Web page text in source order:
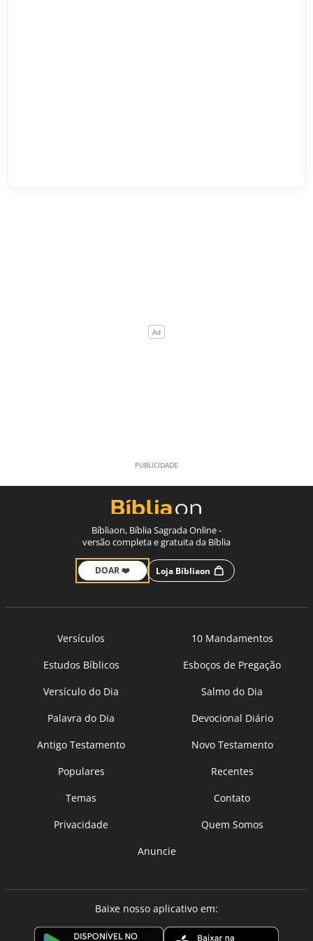
Bíbliaon, Bíblia Sagrada Online -
versão completa e gratuita da Bíblia
DOAR ❤️ Loja Bíbliaon
Versículos
10 Mandamentos
Estudos Bíblicos
Esboços de Pregação
Versículo do Dia
Salmo do Dia
Palavra do Dia
Devocional Diário
Antigo Testamento
Novo Testamento
Populares
Recentes
Temas
Contato
Privacidade
Quem Somos
Anuncie
Baixe nosso aplicativo em: